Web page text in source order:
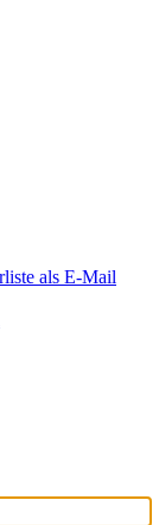
als E-Mail